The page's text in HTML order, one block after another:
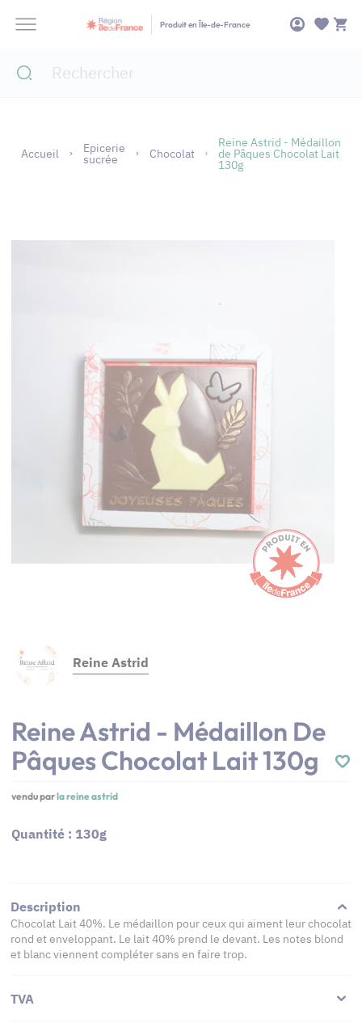
Produit en Île-de-France
Accueil Epicerie
sucrée Chocolat
Reine Astrid - Médaillon
de Pâques Chocolat Lait
130g
Reine Astrid
Reine Astrid - Médaillon De
Pâques Chocolat Lait 130g
vendu parla reine astrid
Quantité : 130g
Description
Chocolat Lait 40%. Le médaillon pour ceux qui aiment leur chocolat
rond et enveloppant. Le lait 40% prend le devant. Les notes blond
et blanc viennent compléter sans en faire trop.
TVA